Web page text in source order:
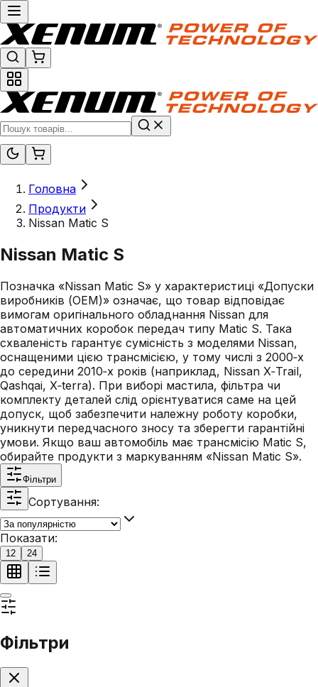
Головна
Продукти
Nissan Matic S
Nissan Matic S
Позначка «Nissan Matic S» у характеристиці «Допуски
виробників (ОЕМ)» означає, що товар відповідає
вимогам оригінального обладнання Nissan для
автоматичних коробок передач типу Matic S. Така
схваленість гарантує сумісність з моделями Nissan,
оснащеними цією трансмісією, у тому числі з 2000‑х
до середини 2010‑х років (наприклад, Nissan X‑Trail,
Qashqai, X‑terra). При виборі мастила, фільтра чи
комплекту деталей слід орієнтуватися саме на цей
допуск, щоб забезпечити належну роботу коробки,
уникнути передчасного зносу та зберегти гарантійні
умови. Якщо ваш автомобіль має трансмісію Matic S,
обирайте продукти з маркуванням «Nissan Matic S».
Фільтри
Сортування:
Показати:
12 24
Фільтри